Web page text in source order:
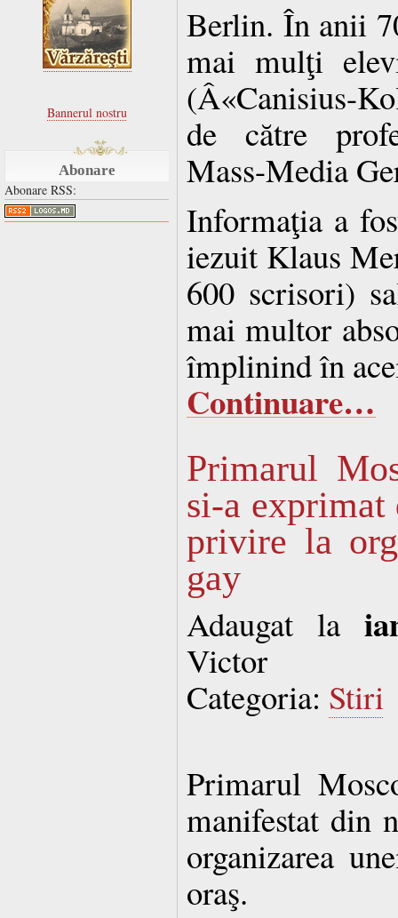
Bannerul nostru
Abonare
Abonare RSS:
Berlin. În anii
mai mulţi
(Â«Canisius-
de către
Mass-Media
Informaţia a
iezuit Klaus
600 scrisori)
mai multor
împlinind în
Continuare…
Primarul
si-a exprimat
privire la
gay
Adaugat la
Victor
Categoria: Stiri
Primarul
manifestat din
organizarea
oraş.